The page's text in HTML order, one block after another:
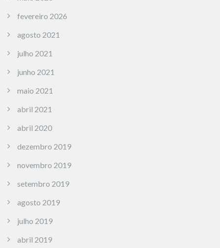
fevereiro 2026
agosto 2021
julho 2021
junho 2021
maio 2021
abril 2021
abril 2020
dezembro 2019
novembro 2019
setembro 2019
agosto 2019
julho 2019
abril 2019